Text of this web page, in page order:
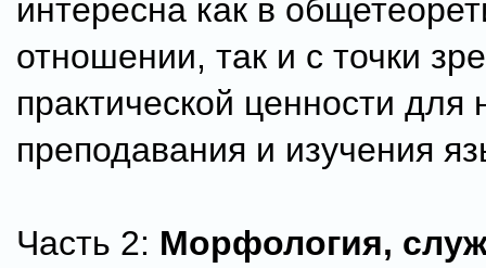
интересна как в
отношении, так и с точки
практической ценности для
преподавания и изучения
Часть 2: Морфология,